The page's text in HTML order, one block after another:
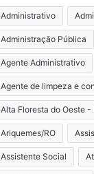
Administrativo
Administração Pública
Agente Administrativo
Agente de limpeza e
Alta Floresta do Oeste -
Ariquemes/RO
Assistente Social